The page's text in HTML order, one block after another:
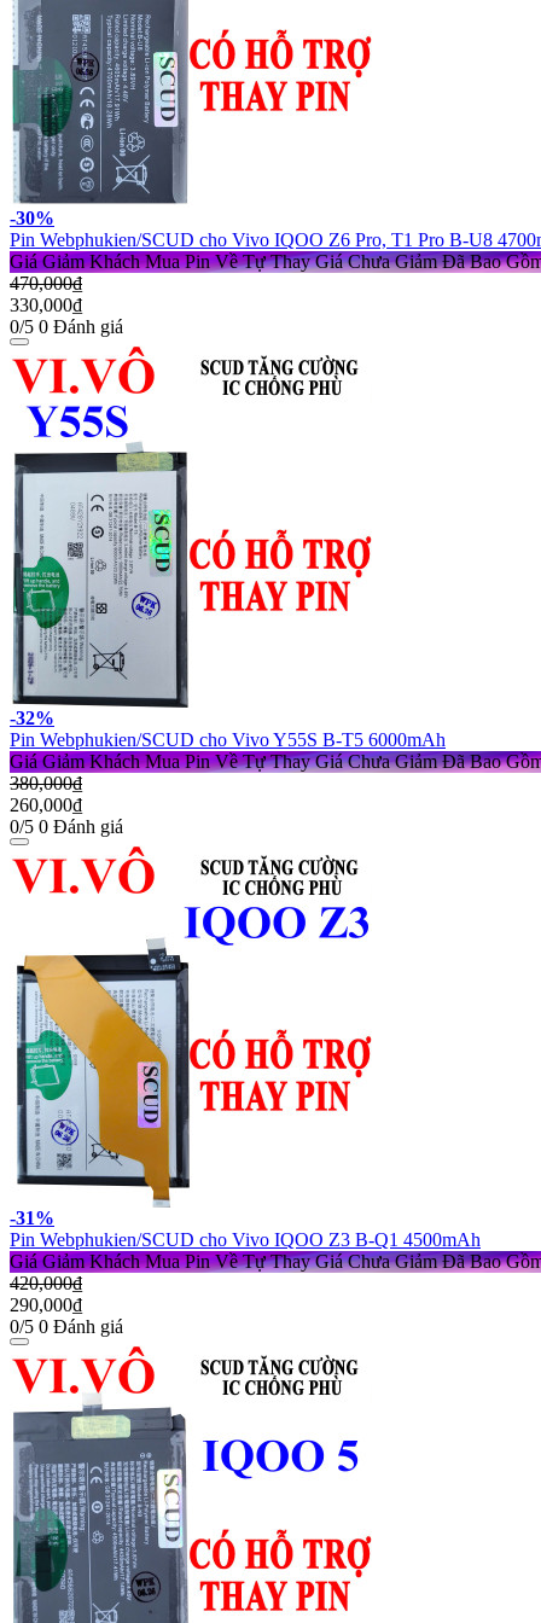
-30%
Pin Webphukien/SCUD cho Vivo IQOO Z6 Pro, T1 Pro B-U8
Giá Giảm Khách Mua Pin Về Tự Thay Giá Chưa Giảm Đã Bao
470,000₫
330,000₫
0/5 0 Đánh giá
-32%
Pin Webphukien/SCUD cho Vivo Y55S B-T5 6000mAh
Giá Giảm Khách Mua Pin Về Tự Thay Giá Chưa Giảm Đã Bao
380,000₫
260,000₫
0/5 0 Đánh giá
-31%
Pin Webphukien/SCUD cho Vivo IQOO Z3 B-Q1 4500mAh
Giá Giảm Khách Mua Pin Về Tự Thay Giá Chưa Giảm Đã Bao
420,000₫
290,000₫
0/5 0 Đánh giá